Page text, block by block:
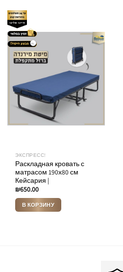
ЭКСПРЕСС!
Раскладная кровать с
матрасом 190х80 см
Кейсария |
₪650.00
В КОРЗИНУ